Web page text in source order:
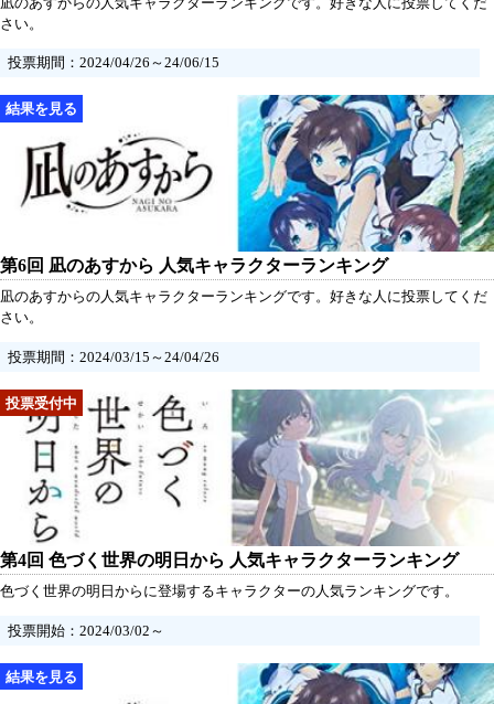
さい。
投票期間：2024/04/26～24/06/15
第6回 凪のあすから 人気キャラクターランキング
凪のあすからの人気キャラクターランキングです。好きな人に投票してくだ
さい。
投票期間：2024/03/15～24/04/26
第4回 色づく世界の明日から 人気キャラクターランキング
色づく世界の明日からに登場するキャラクターの人気ランキングです。
投票開始：2024/03/02～